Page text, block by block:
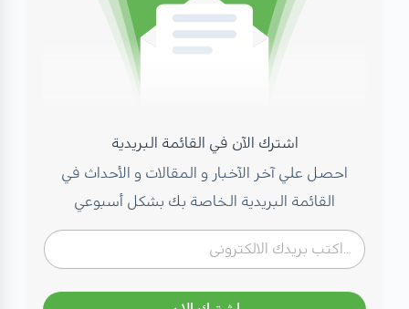
اشترك الآن في القائمة البريدية
احصل علي آخر الآخبار و المقالات و الأحداث في
القائمة البريدية الخاصة بك بشكل أسبوعي